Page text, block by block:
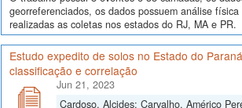
georreferenciados, os dados possuem análise
realizadas as coletas nos estados do RJ, MA e PR.
Estudo expedito de solos no Estado do
classificação e correlação
Jun 21, 2023
Cardoso, Alcides; Carvalho, Américo